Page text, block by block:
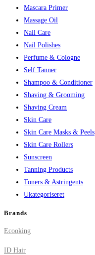
Mascara Primer
Massage Oil
Nail Care
Nail Polishes
Perfume & Cologne
Self Tanner
Shampoo & Conditioner
Shaving & Grooming
Shaving Cream
Skin Care
Skin Care Masks & Peels
Skin Care Rollers
Sunscreen
Tanning Products
Toners & Astringents
Ukategoriseret
Brands
Ecooking
ID Hair